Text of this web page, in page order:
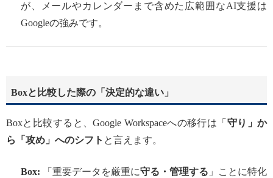
が、メールやカレンダーまで含めた広範囲なAI支援は
Googleの強みです。
Boxと比較した際の「決定的な違い」
Boxと比較すると、Google Workspaceへの移行は「 守り」か
ら「攻め」へのシフト と言えます。
Box: 「重要データを厳重に守る・管理する 」ことに特化